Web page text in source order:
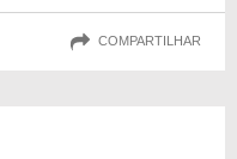
COMPARTILHAR